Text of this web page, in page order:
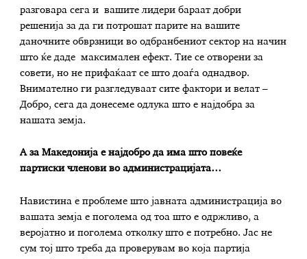
разговара сега и вашите лидери бараат добри
решенија за да ги потрошат парите на вашите
даночните обврзници во одбранбениот сектор на начин
што ќе даде максимален ефект. Тие се отворени за
совети, но не прифаќаат се што доаѓа однадвор.
Внимателно ги разгледуваат сите фактори и велат –
Добро, сега да донесеме одлука што е најдобра за
нашата земја.
А за Македонија е најдобро да има што повеќе
партиски членови во администрацијата…
Навистина е проблеме што јавната администрација во
вашата земја е поголема од тоа што е одржливо, а
веројатно и поголема отколку што е потребно. Јас не
сум тој што треба да проверувам во која партија